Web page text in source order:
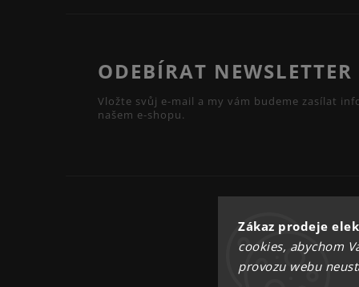
Zákaz prodeje
cookies, abychom
provozu webu
ODEBÍRAT NEWSLETTER
Vložte svůj e-mail a my vám budeme zasílat
našem e-shopu.